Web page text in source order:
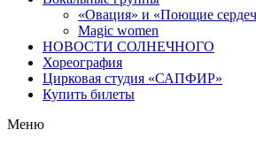
«Овация» и «Поющие
Magic women
НОВОСТИ СОЛНЕЧНОГО
Хореография
Цирковая студия «САПФИР»
Купить билеты
Меню